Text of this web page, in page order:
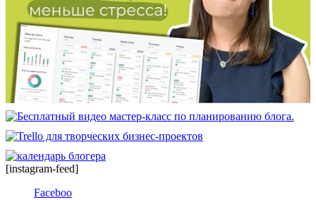
[instagram-feed]
Facebook